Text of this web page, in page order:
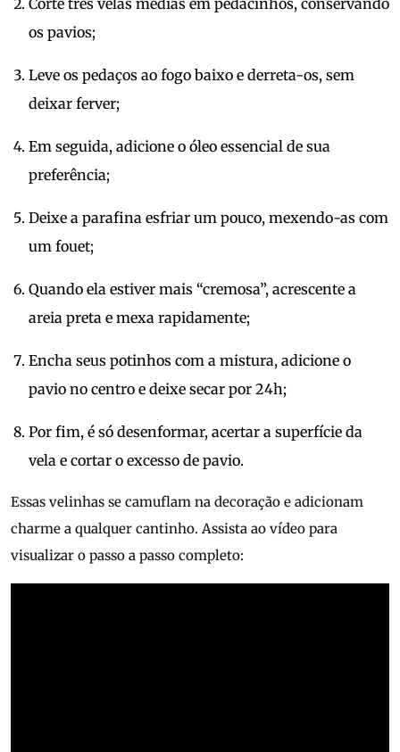
Corte três velas médias em pedacinhos, conservando
os pavios;
Leve os pedaços ao fogo baixo e derreta-os, sem
deixar ferver;
Em seguida, adicione o óleo essencial de sua
preferência;
Deixe a parafina esfriar um pouco, mexendo-as com
um fouet;
Quando ela estiver mais “cremosa”, acrescente a
areia preta e mexa rapidamente;
Encha seus potinhos com a mistura, adicione o
pavio no centro e deixe secar por 24h;
Por fim, é só desenformar, acertar a superfície da
vela e cortar o excesso de pavio.
Essas velinhas se camuflam na decoração e adicionam
charme a qualquer cantinho. Assista ao vídeo para
visualizar o passo a passo completo: